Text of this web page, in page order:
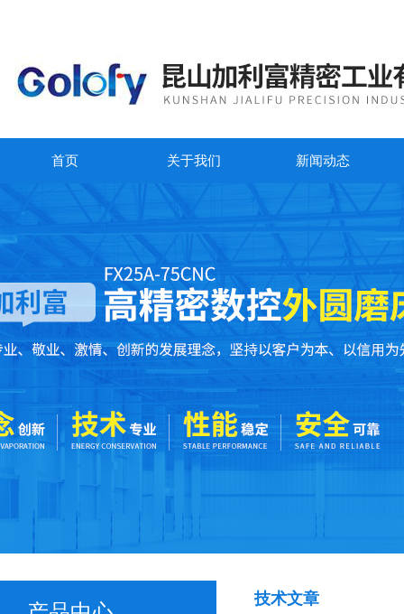
首页 关于我们 新闻动态
技术文章